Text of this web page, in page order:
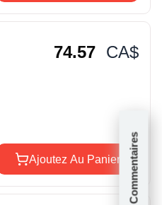
Commentaires
74.57 CA$
Ajoutez Au Panier